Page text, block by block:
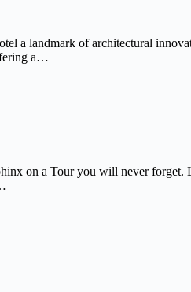
a landmark of architectural
a…
on a Tour you will never forget.